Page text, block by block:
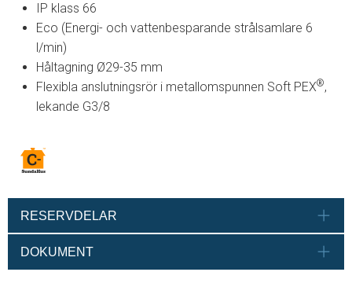
IP klass 66
Eco (Energi- och vattenbesparande strålsamlare 6
l/min)
Håltagning Ø29-35 mm
Flexibla anslutningsrör i metallomspunnen Soft PEX®,
lekande G3/8
RESERVDELAR
DOKUMENT